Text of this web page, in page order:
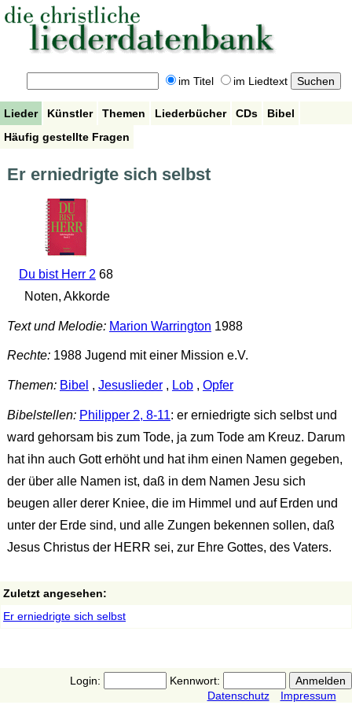
im Titel im Liedtext
Lieder Künstler Themen Liederbücher CDs
Bibel
Häufig gestellte Fragen
Er erniedrigte sich selbst
Du bist Herr 2 68
Noten, Akkorde
Text und Melodie: Marion Warrington 1988
Rechte:1988 Jugend mit einer Mission e.V.
Themen: Bibel , Jesuslieder, Lob, Opfer
Bibelstellen: Philipper 2, 8-11: er erniedrigte sich selbst und
ward gehorsam bis zum Tode, ja zum Tode am Kreuz. Darum
hat ihn auch Gott erhöht und hat ihm einen Namen gegeben,
der über alle Namen ist, daß in dem Namen Jesu sich
beugen aller derer Kniee, die im Himmel und auf Erden und
unter der Erde sind, und alle Zungen bekennen sollen, daß
Jesus Christus der HERR sei, zur Ehre Gottes, des Vaters.
Zuletzt angesehen:
Er erniedrigte sich selbst
Login:
Kennwort:
Datenschutz
Impressum